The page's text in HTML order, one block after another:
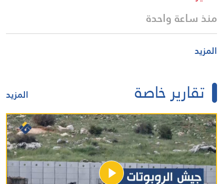
منذ ساعة واحدة
المزيد
تقارير خاصة المزيد